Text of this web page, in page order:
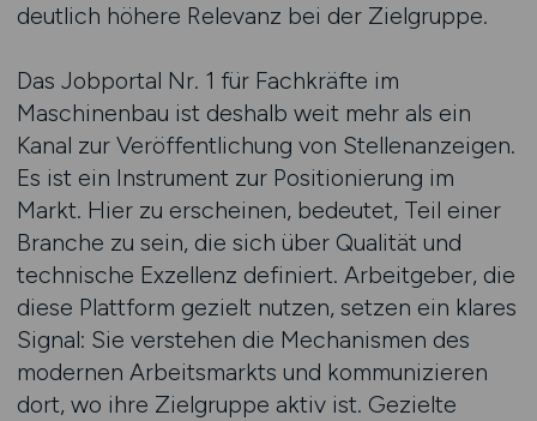
deutlich höhere Relevanz bei der Zielgruppe.
Das Jobportal Nr. 1 für Fachkräfte im
Maschinenbau ist deshalb weit mehr als ein
Kanal zur Veröffentlichung von Stellenanzeigen.
Es ist ein Instrument zur Positionierung im
Markt. Hier zu erscheinen, bedeutet, Teil einer
Branche zu sein, die sich über Qualität und
technische Exzellenz definiert. Arbeitgeber, die
diese Plattform gezielt nutzen, setzen ein klares
Signal: Sie verstehen die Mechanismen des
modernen Arbeitsmarkts und kommunizieren
dort, wo ihre Zielgruppe aktiv ist. Gezielte